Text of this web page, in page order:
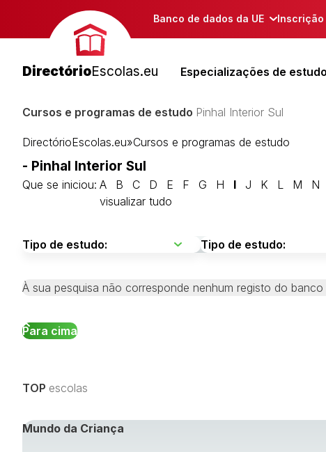
Banco de dados da UE
DirectórioEscolas.eu Especializações de estudo
Cursos e programas de estudo Pinhal Interior Sul
DirectórioEscolas.eu»Cursos e programas de estudo
- Pinhal Interior Sul
Que se iniciou: A B C D E F G H I J K L M N
visualizar tudo
À sua pesquisa não corresponde nenhum registo do
Para cima
TOP escolas
Mundo da Criança